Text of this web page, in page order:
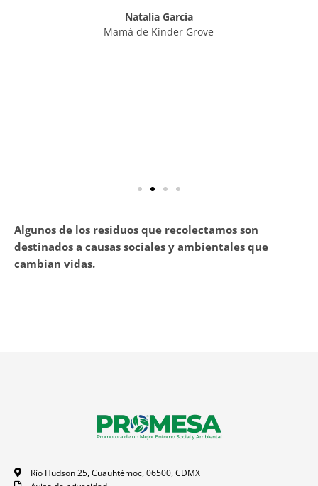
Natalia García
Mamá de Kinder Grove
Algunos de los residuos que recolectamos son
destinados a causas sociales y ambientales que
cambian vidas.
Río Hudson 25, Cuauhtémoc, 06500, CDMX